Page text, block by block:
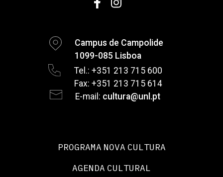
Campus de Campolide
1099-085 Lisboa
Tel.: +351 213 715 600
Fax: +351 213 715 614
E-mail: cultura@unl.pt
PROGRAMA NOVA CULTURA
AGENDA CULTURAL